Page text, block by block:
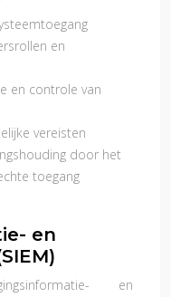
en
en controle van
vereisten
door het
toegang
en
en